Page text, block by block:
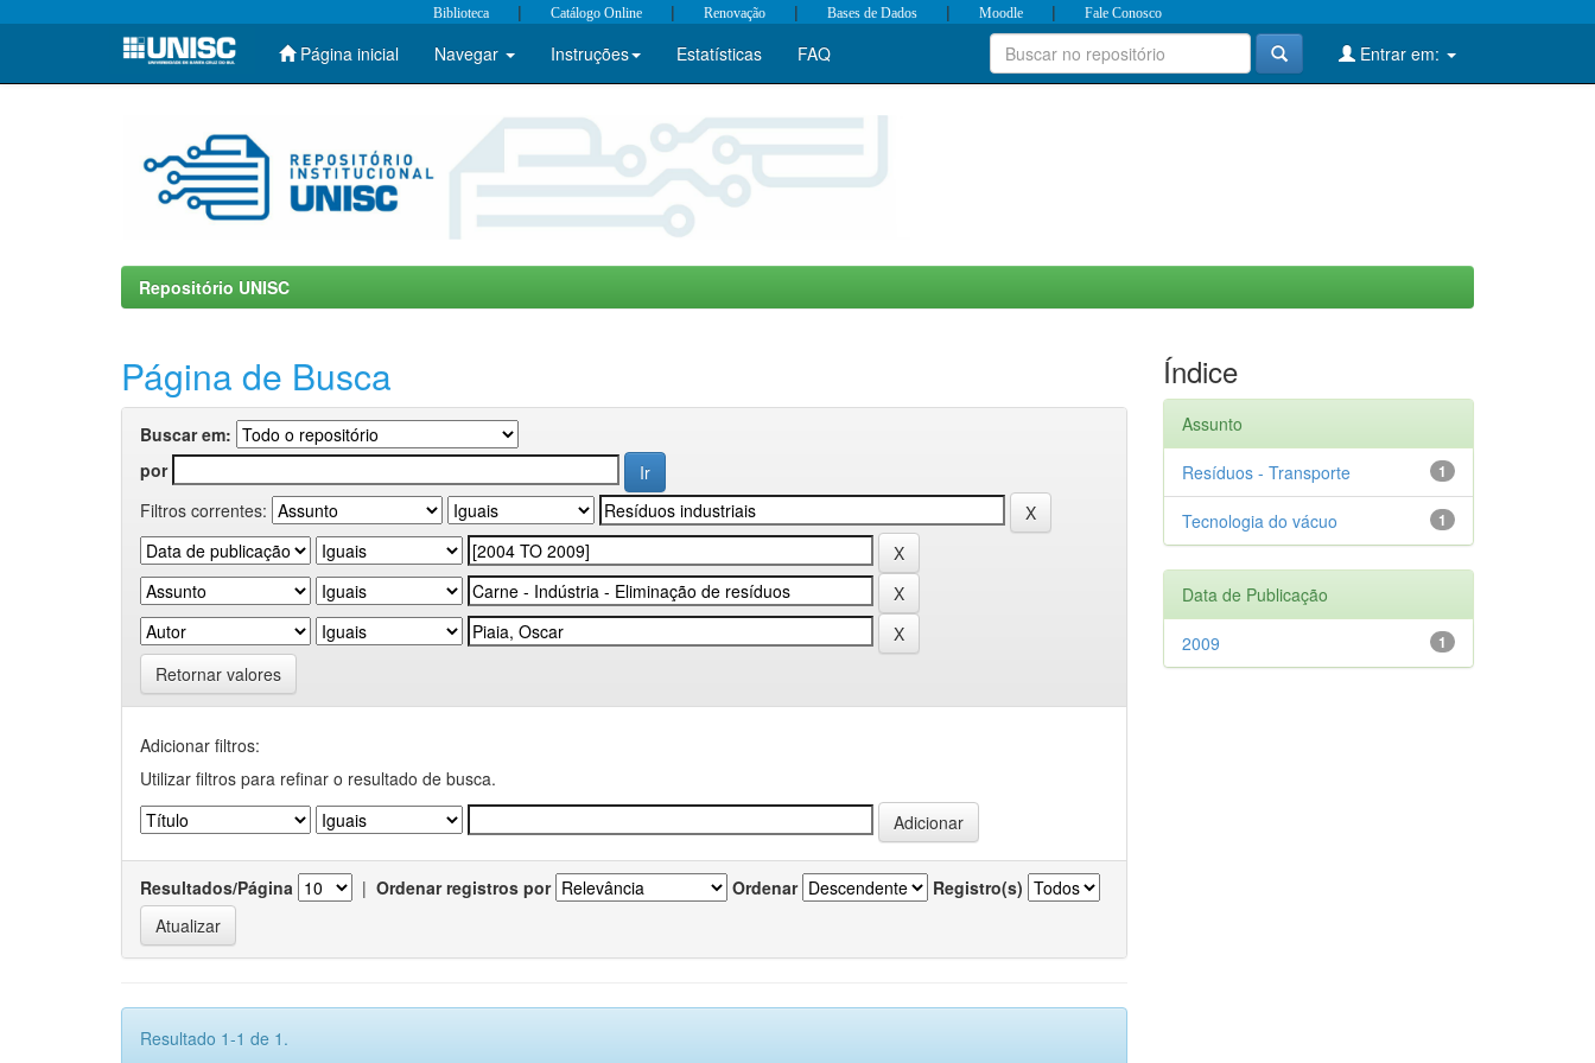
Skip
Biblioteca | Catálogo Online | Renovação | Bases de Dados | Moodle | Fale Conosco
Página inicial Navegar Instruções Estatísticas FAQ Entrar em:
Repositório UNISC
Página de Busca
Buscar em:
por
Filtros correntes:
Retornar valores
Adicionar filtros:
Utilizar filtros para refinar o resultado de busca.
Resultados/Página | Ordenar registros por Ordenar Registro(s)
Resultado 1-1 de 1.
Índice
Assunto
1
Resíduos - Transporte
1
Tecnologia do vácuo
Data de Publicação
1
2009